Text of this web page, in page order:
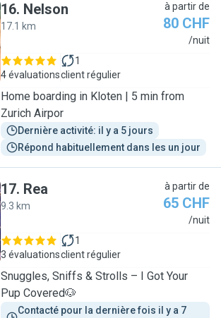
16. Nelson
17.1 km
à partir de
80 CHF
/nuit
4 évaluations
1
client régulier
Home boarding in Kloten | 5 min from
Zurich Airpor
Dernière activité: il y a 5 jours
Répond habituellement dans les un jour
17. Rea
9.3 km
à partir de
65 CHF
/nuit
3 évaluations
1
client régulier
Snuggles, Sniffs & Strolls – I Got Your
Pup Covered🐶
Contacté pour la dernière fois il y a 7